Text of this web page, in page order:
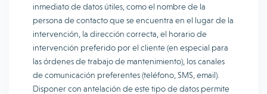
inmediato de datos útiles, como el nombre de la
persona de contacto que se encuentra en el lugar de la
intervención, la dirección correcta, el horario de
intervención preferido por el cliente (en especial para
las órdenes de trabajo de mantenimiento), los canales
de comunicación preferentes (teléfono, SMS, email).
Disponer con antelación de este tipo de datos permite